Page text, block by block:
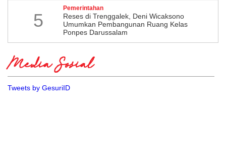
5
Pemerintahan
​Reses di Trenggalek, Deni Wicaksono
Umumkan Pembangunan Ruang Kelas
Ponpes Darussalam
Media Sosial
Tweets by GesuriID